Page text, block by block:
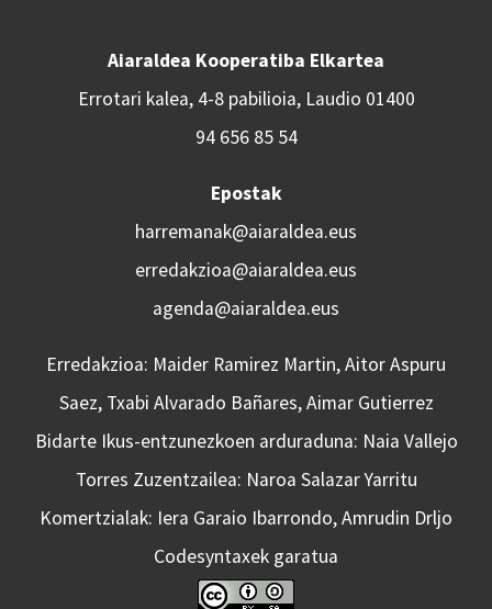
Aiaraldea Kooperatiba Elkartea
Errotari kalea, 4-8 pabilioia, Laudio 01400
94 656 85 54
Epostak
harremanak@aiaraldea.eus
erredakzioa@aiaraldea.eus
agenda@aiaraldea.eus
Erredakzioa: Maider Ramirez Martin, Aitor Aspuru
Saez, Txabi Alvarado Bañares, Aimar Gutierrez
Bidarte Ikus-entzunezkoen arduraduna: Naia Vallejo
Torres Zuzentzailea: Naroa Salazar Yarritu
Komertzialak: Iera Garaio Ibarrondo, Amrudin Drljo
Codesyntaxek garatua